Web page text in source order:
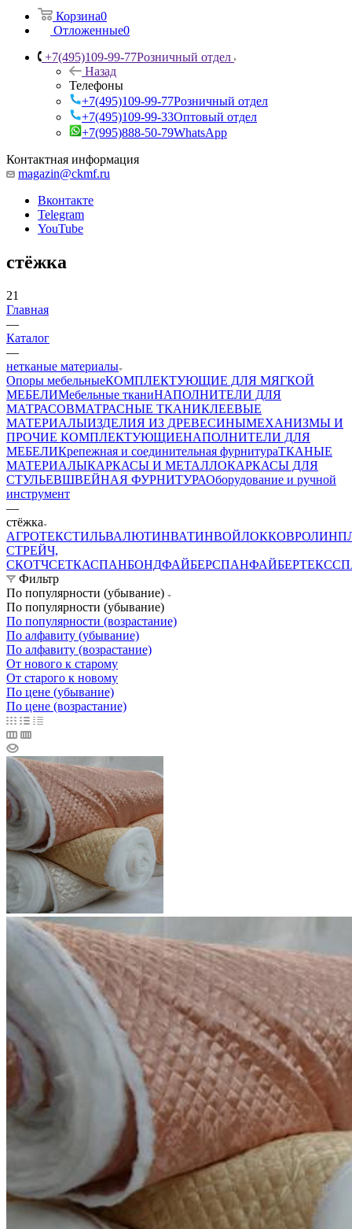
Корзина0
Отложенные0
+7(495)109-99-77Розничный отдел
Назад
Телефоны
+7(495)109-99-77Розничный отдел
+7(495)109-99-33Оптовый отдел
+7(995)888-50-79WhatsApp
Контактная информация
magazin@ckmf.ru
Вконтакте
Telegram
YouTube
стёжка
21
Главная
—
Каталог
—
нетканые материалы
Опоры мебельныеКОМПЛЕКТУЮЩИЕ ДЛЯ МЯГКОЙ
МЕБЕЛИМебельные тканиНАПОЛНИТЕЛИ ДЛЯ
МАТРАСОВМАТРАСНЫЕ ТКАНИКЛЕЕВЫЕ
МАТЕРИАЛЫИЗДЕЛИЯ ИЗ ДРЕВЕСИНЫМЕХАНИЗМЫ И
ПРОЧИЕ КОМПЛЕКТУЮЩИЕНАПОЛНИТЕЛИ ДЛЯ
МЕБЕЛИКрепежная и соединительная фурнитураТКАНЫЕ
МАТЕРИАЛЫКАРКАСЫ И МЕТАЛЛОКАРКАСЫ ДЛЯ
СТУЛЬЕВШВЕЙНАЯ ФУРНИТУРАОборудование и ручной
инструмент
—
стёжка
АГРОТЕКСТИЛЬВАЛЮТИНВАТИНВОЙЛОККОВРОЛИН
СТРЕЙЧ,
СКОТЧСЕТКАСПАНБОНДФАЙБЕРСПАНФАЙБЕРТЕКС
Фильтр
По популярности (убывание)
По популярности (убывание)
По популярности (возрастание)
По алфавиту (убывание)
По алфавиту (возрастание)
От нового к старому
От старого к новому
По цене (убывание)
По цене (возрастание)